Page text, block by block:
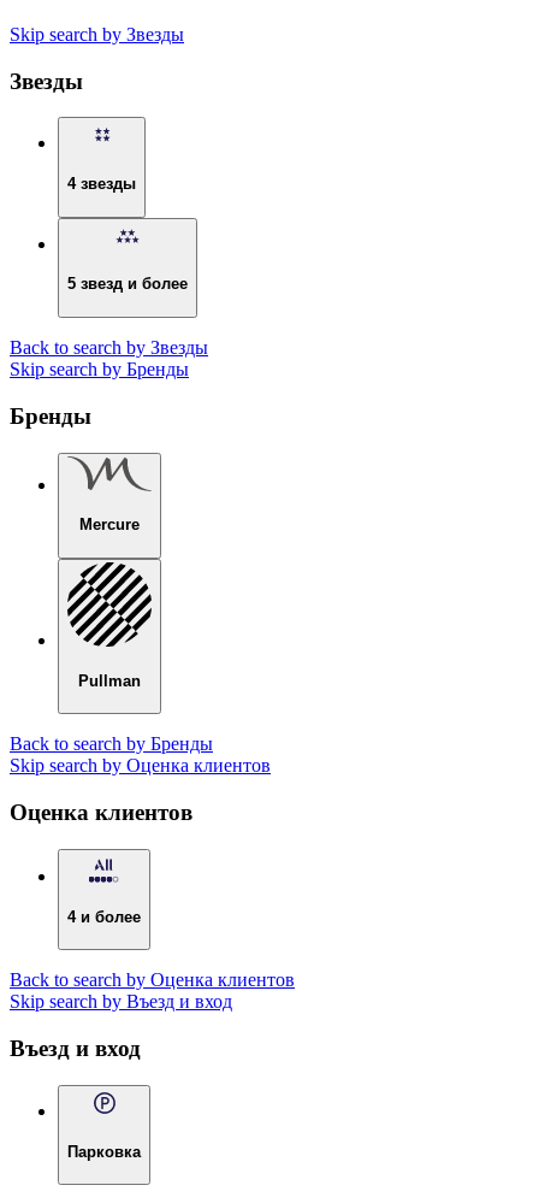
Skip search by Звезды
Звезды
4 звезды
5 звезд и более
Back to search by Звезды
Skip search by Бренды
Бренды
Mercure
Pullman
Back to search by Бренды
Skip search by Оценка клиентов
Оценка клиентов
4 и более
Back to search by Оценка клиентов
Skip search by Въезд и вход
Въезд и вход
Парковка